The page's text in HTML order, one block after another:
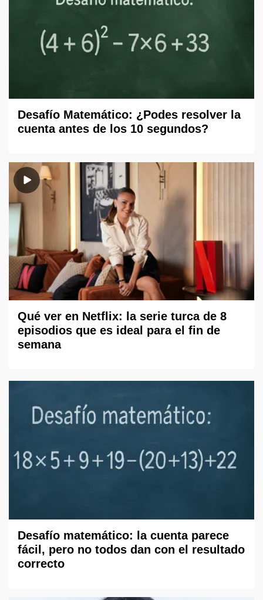
Desafío Matemático: ¿Podes resolver la
cuenta antes de los 10 segundos?
Qué ver en Netflix: la serie turca de 8
episodios que es ideal para el fin de
semana
Desafío matemático: la cuenta parece
fácil, pero no todos dan con el resultado
correcto